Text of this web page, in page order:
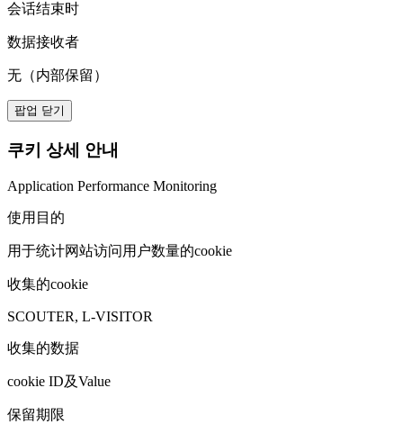
会话结束时
数据接收者
无（内部保留）
팝업 닫기
쿠키 상세 안내
Application Performance Monitoring
使用目的
用于统计网站访问用户数量的cookie
收集的cookie
SCOUTER, L-VISITOR
收集的数据
cookie ID及Value
保留期限